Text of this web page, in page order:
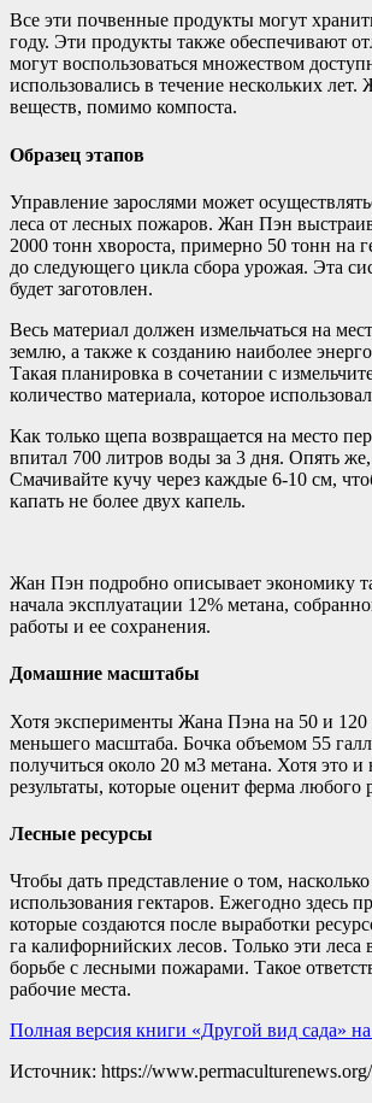
Все эти почвенные продукты могут
году. Эти продукты также обеспечивают
могут воспользоваться множеством
использовались в течение нескольких
веществ, помимо компоста.
Образец этапов
Управление зарослями может
леса от лесных пожаров. Жан Пэн
2000 тонн хвороста, примерно 50 тонн на
до следующего цикла сбора урожая. Эта
будет заготовлен.
Весь материал должен измельчаться на
землю, а также к созданию наиболее
Такая планировка в сочетании с
количество материала, которое
Как только щепа возвращается на место
впитал 700 литров воды за 3 дня. Опять же,
Смачивайте кучу через каждые 6-10 см,
капать не более двух капель.
Жан Пэн подробно описывает экономику
начала эксплуатации 12% метана,
работы и ее сохранения.
Домашние масштабы
Хотя эксперименты Жана Пэна на 50 и
меньшего масштаба. Бочка объемом 55
получиться около 20 м3 метана. Хотя это
результаты, которые оценит ферма любого
Лесные ресурсы
Чтобы дать представление о том,
использования гектаров. Ежегодно здесь
которые создаются после выработки
га калифорнийских лесов. Только эти
борьбе с лесными пожарами. Такое
рабочие места.
Полная версия книги «Другой вид сада»
Источник: https://